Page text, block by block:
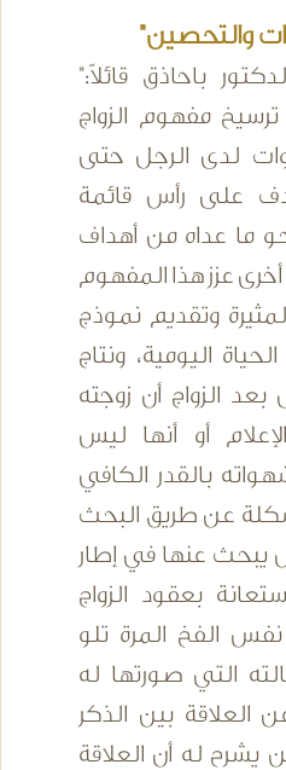
والتحصين"
باحاذق قائلاً:"
مفهوم الزواج
لدى الرجل حتى
على رأس قائمة
ما عداه من أهداف
أخرى عزز هذا المفهوم
وتقديم نموذج
اليومية، ونتاج
الزواج أن زوجته
أو أنها ليس
بالقدر الكافي
عن طريق البحث
يبحث عنها في إطار
بعقود الزواج
الفخ المرة تلو
التي صورتها له
العلاقة بين الذكر
يشرح له أن العلاقة